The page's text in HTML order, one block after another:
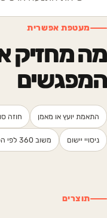
מעטפת אפשרית
מה מחזיק
המפגשים
התאמת יועץ או מאמן חוזה
ניסויי יישום משוב 360 לפי הסכמה
תוצרים